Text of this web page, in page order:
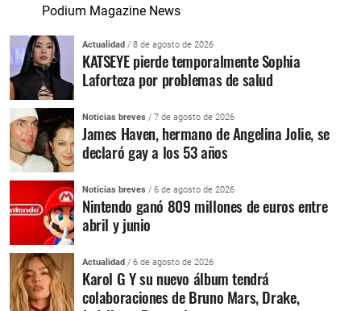
Podium Magazine News
Actualidad / 8 de agosto de 2026
KATSEYE pierde temporalmente Sophia
Laforteza por problemas de salud
Noticias breves / 7 de agosto de 2026
James Haven, hermano de Angelina Jolie, se
declaró gay a los 53 años
Noticias breves / 6 de agosto de 2026
Nintendo ganó 809 millones de euros entre
abril y junio
Actualidad / 6 de agosto de 2026
Karol G Y su nuevo álbum tendrá
colaboraciones de Bruno Mars, Drake,